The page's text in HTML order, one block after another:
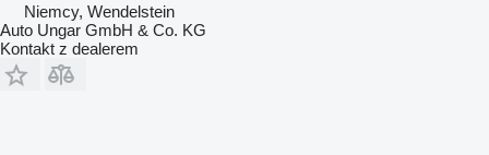
Niemcy, Wendelstein
Auto Ungar GmbH & Co. KG
Kontakt z dealerem